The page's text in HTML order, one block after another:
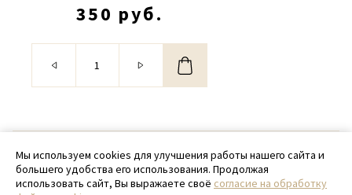
350 руб.
© 2020 - 2026 SamPack
+ 7 (918) 699-97-87
Мы используем cookies для улучшения работы нашего сайта и
большего удобства его использования. Продолжая
использовать сайт, Вы выражаете своё согласие на обработку